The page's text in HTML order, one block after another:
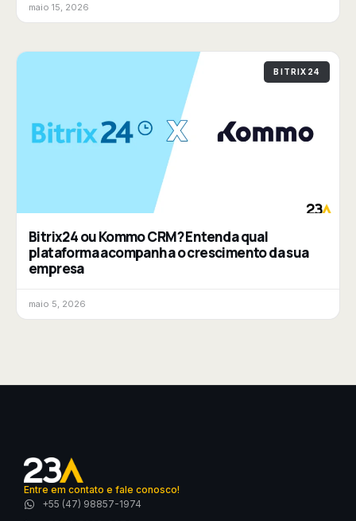
maio 15, 2026
BITRIX24
Bitrix24 ou Kommo CRM? Entenda qual
plataforma acompanha o crescimento da sua
empresa
maio 5, 2026
Entre em contato e fale conosco!
+55 (47) 98857-1974